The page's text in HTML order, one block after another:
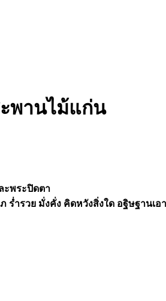
พานไม้แก่น
ะพระปิดตา
ำรวย มั่งคั่ง คิดหวังสิ่งใด อฐิษฐานเ